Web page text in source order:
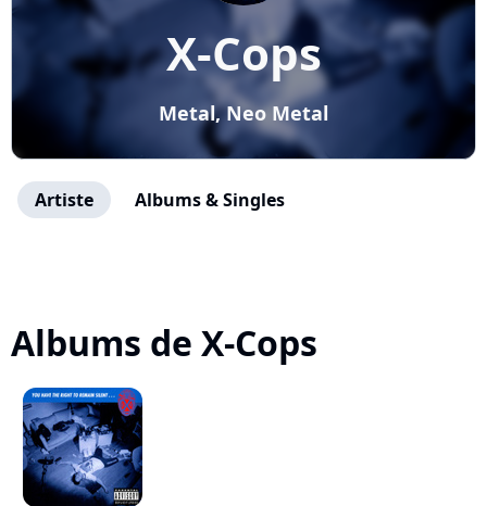
X-Cops
Metal, Neo Metal
Artiste Albums & Singles
Albums de X-Cops